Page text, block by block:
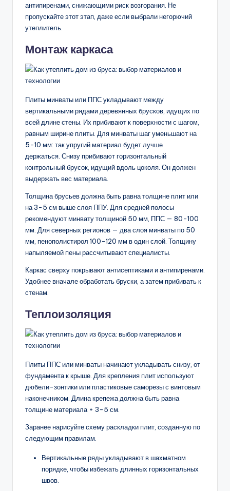
антипиренами, снижающими риск возгорания. Не
пропускайте этот этап, даже если выбрали негорючий
утеплитель.
Монтаж каркаса
Плиты минваты или ППС укладывают между
вертикальными рядами деревянных брусков, идущих по
всей длине стены. Их прибивают к поверхности с шагом,
равным ширине плиты. Для минваты шаг уменьшают на
5-10 мм: так упругий материал будет лучше
держаться. Снизу прибивают горизонтальный
контрольный брусок, идущий вдоль цоколя. Он должен
выдержать вес материала.
Толщина брусьев должна быть равна толщине плит или
на 3-5 см выше слоя ППУ. Для средней полосы
рекомендуют минвату толщиной 50 мм, ППС — 80-100
мм. Для северных регионов — два слоя минваты по 50
мм, пенополистирол 100-120 мм в один слой. Толщину
напыляемой пены рассчитывают специалисты.
Каркас сверху покрывают антисептиками и антипиренами.
Удобнее вначале обработать бруски, а затем прибивать к
стенам.
Теплоизоляция
Плиты ППС или минваты начинают укладывать снизу, от
фундамента к крыше. Для крепления плит используют
дюбели-зонтики или пластиковые саморезы с винтовым
наконечником. Длина крепежа должна быть равна
толщине материала + 3-5 см.
Заранее нарисуйте схему раскладки плит, созданную по
следующим правилам.
Вертикальные ряды укладывают в шахматном
порядке, чтобы избежать длинных горизонтальных
швов.